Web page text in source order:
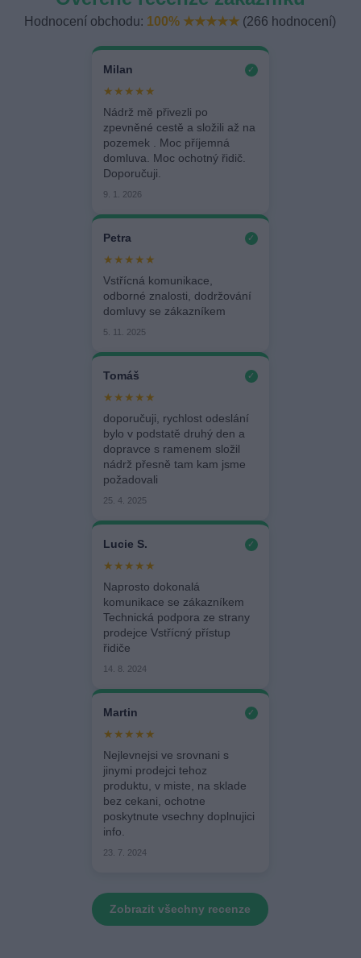
Hodnocení obchodu: 100% ★★★★★ (266 hodnocení)
Milan ✓
★★★★★
Nádrž mě přivezli po
zpevněné cestě a složili až na
pozemek . Moc příjemná
domluva. Moc ochotný řidič.
Doporučuji.
9. 1. 2026
Petra ✓
★★★★★
Vstřícná komunikace,
odborné znalosti, dodržování
domluvy se zákazníkem
5. 11. 2025
Tomáš ✓
★★★★★
doporučuji, rychlost odeslání
bylo v podstatě druhý den a
dopravce s ramenem složil
nádrž přesně tam kam jsme
požadovali
25. 4. 2025
Lucie S. ✓
★★★★★
Naprosto dokonalá
komunikace se zákazníkem
Technická podpora ze strany
prodejce Vstřícný přístup
řidiče
14. 8. 2024
Martin ✓
★★★★★
Nejlevnejsi ve srovnani s
jinymi prodejci tehoz
produktu, v miste, na sklade
bez cekani, ochotne
poskytnute vsechny doplnujici
info.
23. 7. 2024
Zobrazit všechny recenze